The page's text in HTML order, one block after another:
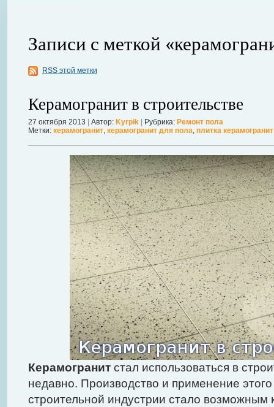
Когда в вашем доме появляются клопы, тараканы, грызуны или
настроение и вызывает волнение. Большинство из паразитов
течение пары недель их может стать уже вдвое, а то и втрое
в первые часы принять меры. А именно: обратиться в проверенную
Записи с меткой
RSS этой метки
Керамогранит в строительстве
27 октября 2013 Автор: Kyrpik Рубрика: Ремонт пола
Метки: керамогранит, керамогранит для пола, плитка керамогранит
Керамогранит стал использоваться в
недавно. Производство и применение
строительной индустрии стало возможным